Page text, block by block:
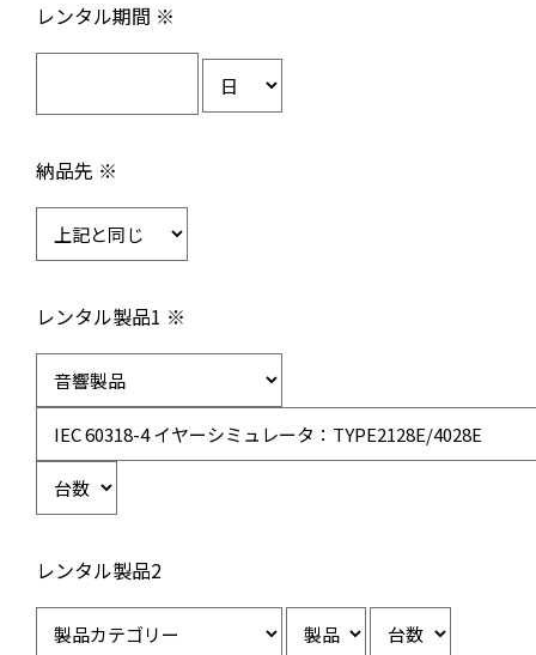
レンタル期間 ※
納品先 ※
レンタル製品1 ※
レンタル製品2